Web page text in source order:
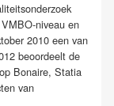
niveau en
2010 een van
beoordeelt de
Bonaire, Statia
van